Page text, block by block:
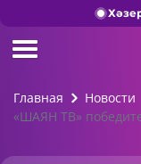
Главная
Новости
«ШАЯН ТВ»